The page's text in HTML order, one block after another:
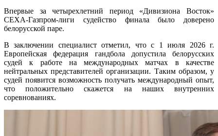
Впервые за четырехлетний период «Дивизиона Восток»
СЕХА-Газпром-лиги судейство финала было доверено
белорусской паре.
В заключении специалист отметил, что с 1 июля 2026 г.
Европейская федерация гандбола допустила белорусских
судей к работе на международных матчах в качестве
нейтральных представителей организации. Таким образом, у
судей появится возможность получать международный опыт,
что положительно скажется на наших внутренних
соревнованиях.